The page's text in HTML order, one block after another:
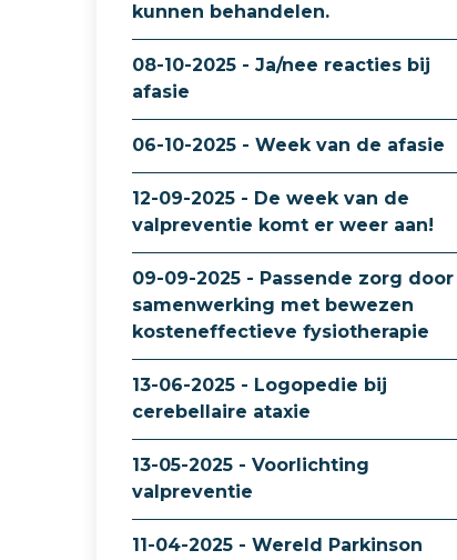
kunnen behandelen.
08-10-2025 - Ja/nee reacties bij
afasie
06-10-2025 - Week van de afasie
12-09-2025 - De week van de
valpreventie komt er weer aan!
09-09-2025 - Passende zorg door
samenwerking met bewezen
kosteneffectieve fysiotherapie
13-06-2025 - Logopedie bij
cerebellaire ataxie
13-05-2025 - Voorlichting
valpreventie
11-04-2025 - Wereld Parkinson